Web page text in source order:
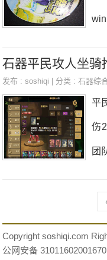
暴
（
多
e
发布 :soshiqi | 分类 :石器综
平
伤
团
猩
Copyright soshiqi.com
公网安备